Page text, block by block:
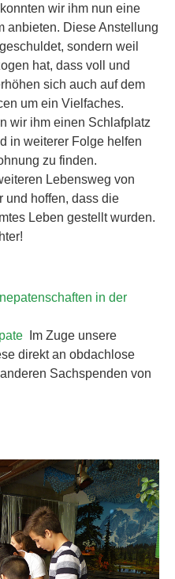
wir ihm nun eine
anbieten. Diese Anstellung
sondern weil
hat, dass voll und
sich auch auf dem
um ein Vielfaches.
wir ihm einen Schlafplatz
in weiterer Folge helfen
zu finden.
Lebensweg von
und hoffen, dass die
Leben gestellt wurden.
in der
Im Zuge unsere
direkt an obdachlose
Sachspenden von